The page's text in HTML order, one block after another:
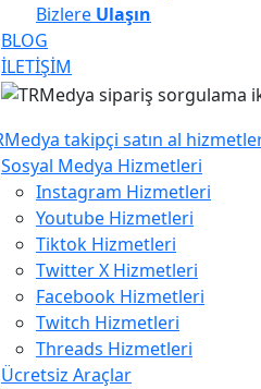
Bizlere Ulaşın
BLOG
İLETİŞİM
Sosyal Medya Hizmetleri
Instagram Hizmetleri
Youtube Hizmetleri
Tiktok Hizmetleri
Twitter X Hizmetleri
Facebook Hizmetleri
Twitch Hizmetleri
Threads Hizmetleri
Ücretsiz Araçlar